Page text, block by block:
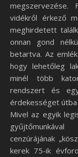
megszervezése.
vidékről érkező
meghirdetett
onnan gond
betartva. Az
hogy lehetőleg
minél több
rendszert és
érdekességet útba
Mivel az egyik
cenzúrájának
kerek 75-ik